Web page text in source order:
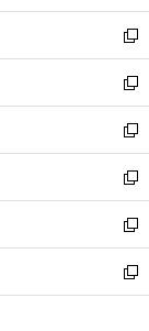
開
く
ウ
で
開
く
ン
ド
ウ
で
開
く
新
し
い
ウ
ィ
ン
ド
ウ
で
開
く
新
し
い
ウ
ィ
ン
ド
ウ
で
開
新
し
い
ウ
ィ
ン
ド
ウ
新
し
い
ウ
ィ
ン
新
し
い
ウ
新
し